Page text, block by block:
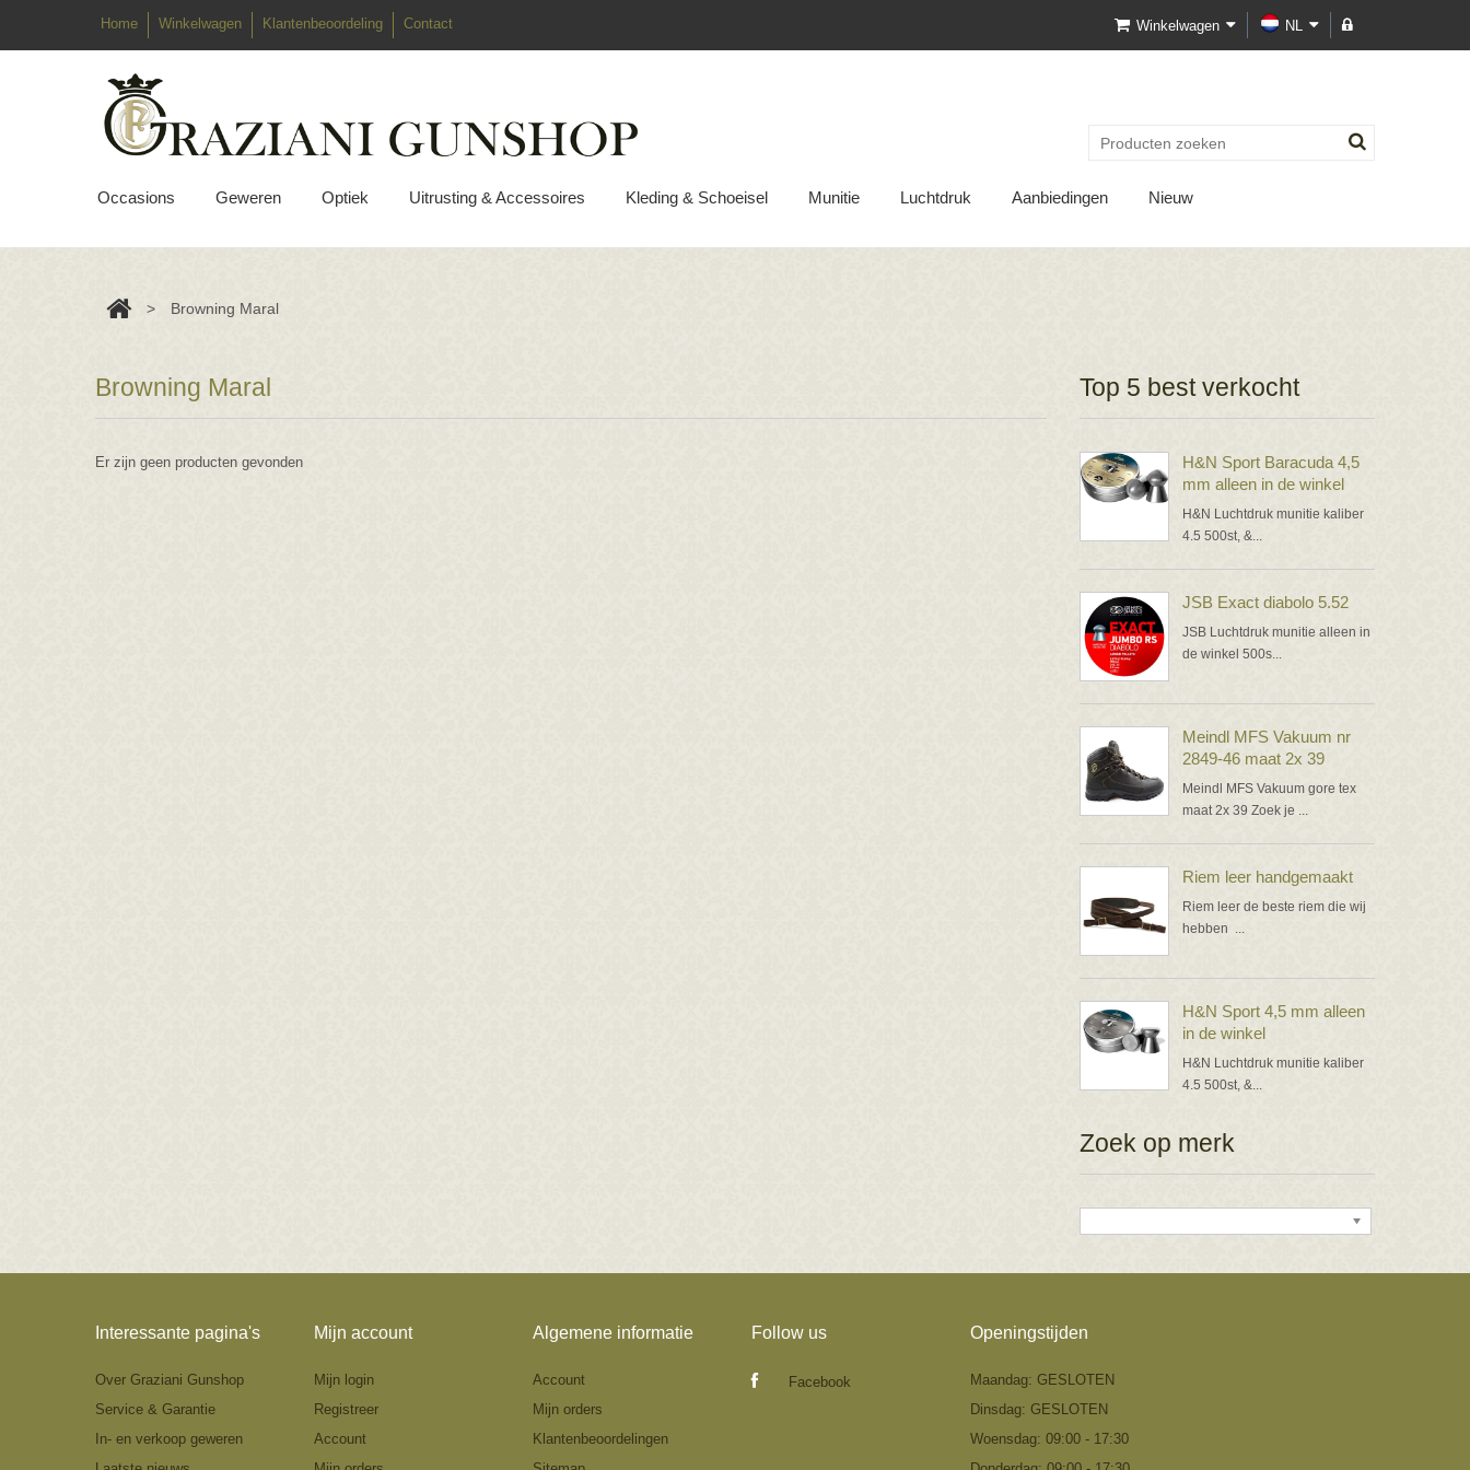
Home Winkelwagen Klantenbeoordeling Contact NL
Winkelwagen
Occasions Geweren Optiek Uitrusting & Accessoires Kleding & Schoeisel Munitie Luchtdruk Aanbiedingen Nieuw
> Browning Maral
Top 5 best verkocht
H&N Sport Baracuda 4,5
mm alleen in de winkel
H&N Luchtdruk munitie kaliber
4.5 500st, &...
JSB Exact diabolo 5.52
JSB Luchtdruk munitie alleen in
de winkel 500s...
Meindl MFS Vakuum nr
2849-46 maat 2x 39
Meindl MFS Vakuum gore tex
maat 2x 39 Zoek je ...
Riem leer handgemaakt
Riem leer de beste riem die wij
hebben ...
H&N Sport 4,5 mm alleen
in de winkel
H&N Luchtdruk munitie kaliber
4.5 500st, &...
Zoek op merk
Browning Maral
Er zijn geen producten gevonden
Interessante pagina's
Over Graziani Gunshop
Service & Garantie
In- en verkoop geweren
Mijn account
Mijn login
Registreer
Account
Algemene informatie
Account
Mijn orders
Klantenbeoordelingen
Follow us
Facebook
Openingstijden
Maandag: GESLOTEN
Dinsdag: GESLOTEN
Woensdag: 09:00 - 17:30